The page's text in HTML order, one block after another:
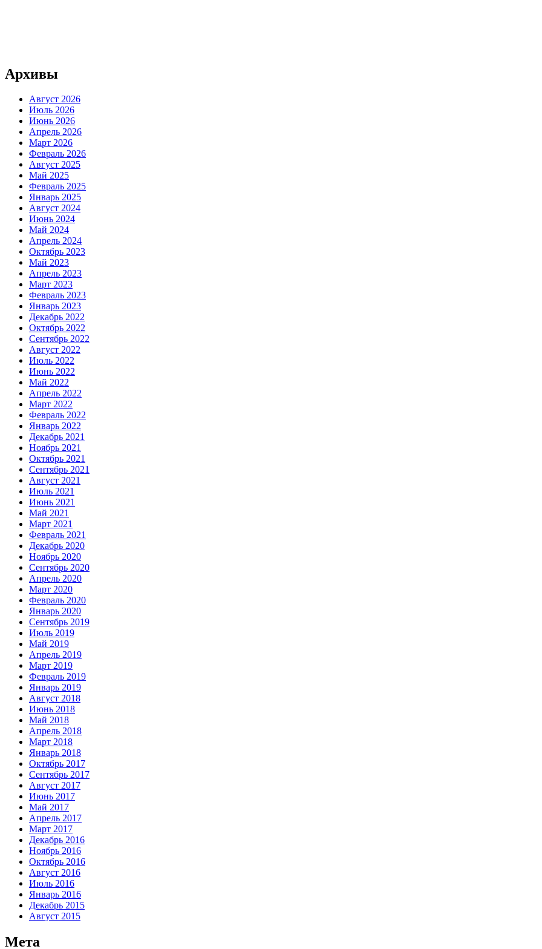
Архивы
Август 2026
Июль 2026
Июнь 2026
Апрель 2026
Март 2026
Февраль 2026
Август 2025
Май 2025
Февраль 2025
Январь 2025
Август 2024
Июнь 2024
Май 2024
Апрель 2024
Октябрь 2023
Май 2023
Апрель 2023
Март 2023
Февраль 2023
Январь 2023
Декабрь 2022
Октябрь 2022
Сентябрь 2022
Август 2022
Июль 2022
Июнь 2022
Май 2022
Апрель 2022
Март 2022
Февраль 2022
Январь 2022
Декабрь 2021
Ноябрь 2021
Октябрь 2021
Сентябрь 2021
Август 2021
Июль 2021
Июнь 2021
Май 2021
Март 2021
Февраль 2021
Декабрь 2020
Ноябрь 2020
Сентябрь 2020
Апрель 2020
Март 2020
Февраль 2020
Январь 2020
Сентябрь 2019
Июль 2019
Май 2019
Апрель 2019
Март 2019
Февраль 2019
Январь 2019
Август 2018
Июнь 2018
Май 2018
Апрель 2018
Март 2018
Январь 2018
Октябрь 2017
Сентябрь 2017
Август 2017
Июнь 2017
Май 2017
Апрель 2017
Март 2017
Декабрь 2016
Ноябрь 2016
Октябрь 2016
Август 2016
Июль 2016
Январь 2016
Декабрь 2015
Август 2015
Мета